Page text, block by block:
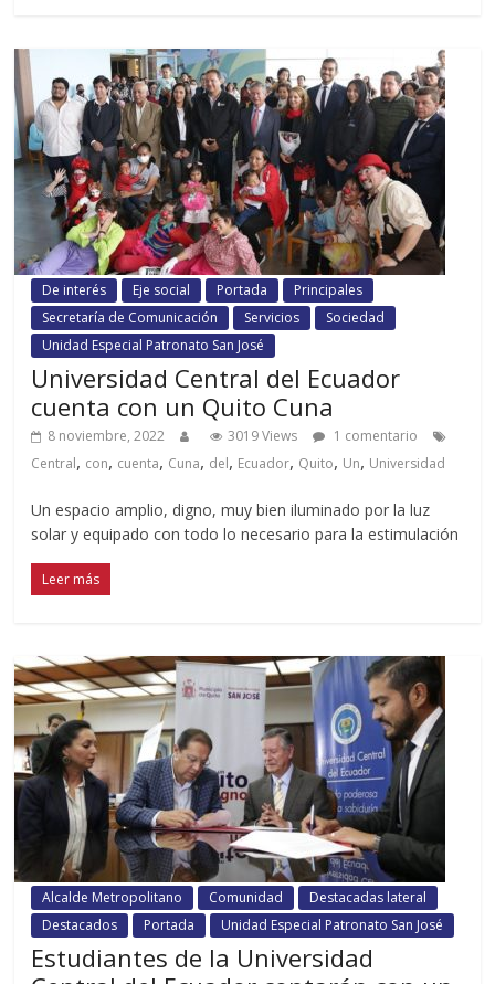
De interés Eje social Portada
Principales
Secretaría de Comunicación
Servicios
Sociedad
Unidad Especial Patronato San José
Universidad Central del Ecuador
cuenta con un Quito Cuna
8 noviembre, 2022 3019 Views
1 comentario
Central, con, cuenta, Cuna, del, Ecuador, Quito, Un, Universidad
Un espacio amplio, digno, muy bien iluminado por la luz
solar y equipado con todo lo necesario para la estimulación
Leer más
Alcalde Metropolitano Comunidad
Destacadas lateral
Destacados
Portada Unidad Especial Patronato San José
Estudiantes de la Universidad